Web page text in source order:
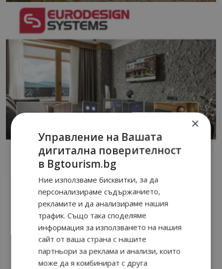
×
Управление на Вашата
дигитална поверителност
в Bgtourism.bg
Ние използваме бисквитки, за да
персонализираме съдържанието,
рекламите и да анализираме нашия
трафик. Също така споделяме
информация за използването на нашия
сайт от ваша страна с нашите
партньори за реклама и анализи, които
може да я комбинират с друга